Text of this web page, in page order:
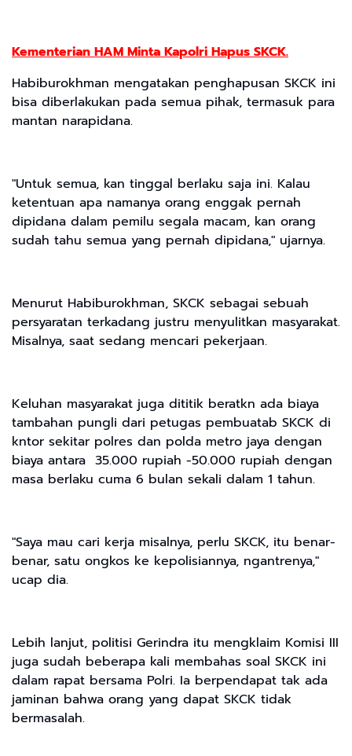
Kementerian HAM Minta Kapolri Hapus SKCK.
Habiburokhman mengatakan penghapusan SKCK ini
bisa diberlakukan pada semua pihak, termasuk para
mantan narapidana.
"Untuk semua, kan tinggal berlaku saja ini. Kalau
ketentuan apa namanya orang enggak pernah
dipidana dalam pemilu segala macam, kan orang
sudah tahu semua yang pernah dipidana," ujarnya.
Menurut Habiburokhman, SKCK sebagai sebuah
persyaratan terkadang justru menyulitkan masyarakat.
Misalnya, saat sedang mencari pekerjaan.
Keluhan masyarakat juga dititik beratkn ada biaya
tambahan pungli dari petugas pembuatab SKCK di
kntor sekitar polres dan polda metro jaya dengan
biaya antara 35.000 rupiah -50.000 rupiah dengan
masa berlaku cuma 6 bulan sekali dalam 1 tahun.
"Saya mau cari kerja misalnya, perlu SKCK, itu benar-
benar, satu ongkos ke kepolisiannya, ngantrenya,"
ucap dia.
Lebih lanjut, politisi Gerindra itu mengklaim Komisi III
juga sudah beberapa kali membahas soal SKCK ini
dalam rapat bersama Polri. Ia berpendapat tak ada
jaminan bahwa orang yang dapat SKCK tidak
bermasalah.